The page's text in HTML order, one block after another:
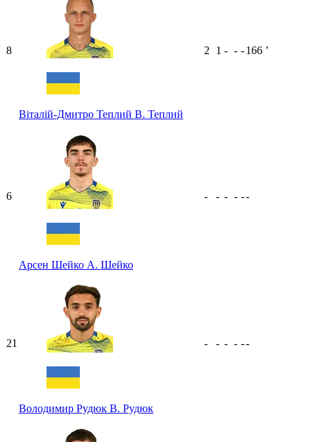
8
Віталій-Дмитро Теплий В. Теплий
2 1 - - -166 ʼ
6
Арсен Шейко А. Шейко
- - - - --
21
Володимир Рудюк В. Рудюк
- - - - --